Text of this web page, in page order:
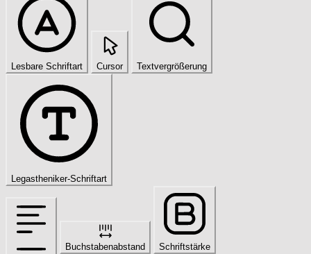
Lesbare Schriftart Cursor Textvergrößerung
Legastheniker-Schriftart
Buchstabenabstand Schriftstärke